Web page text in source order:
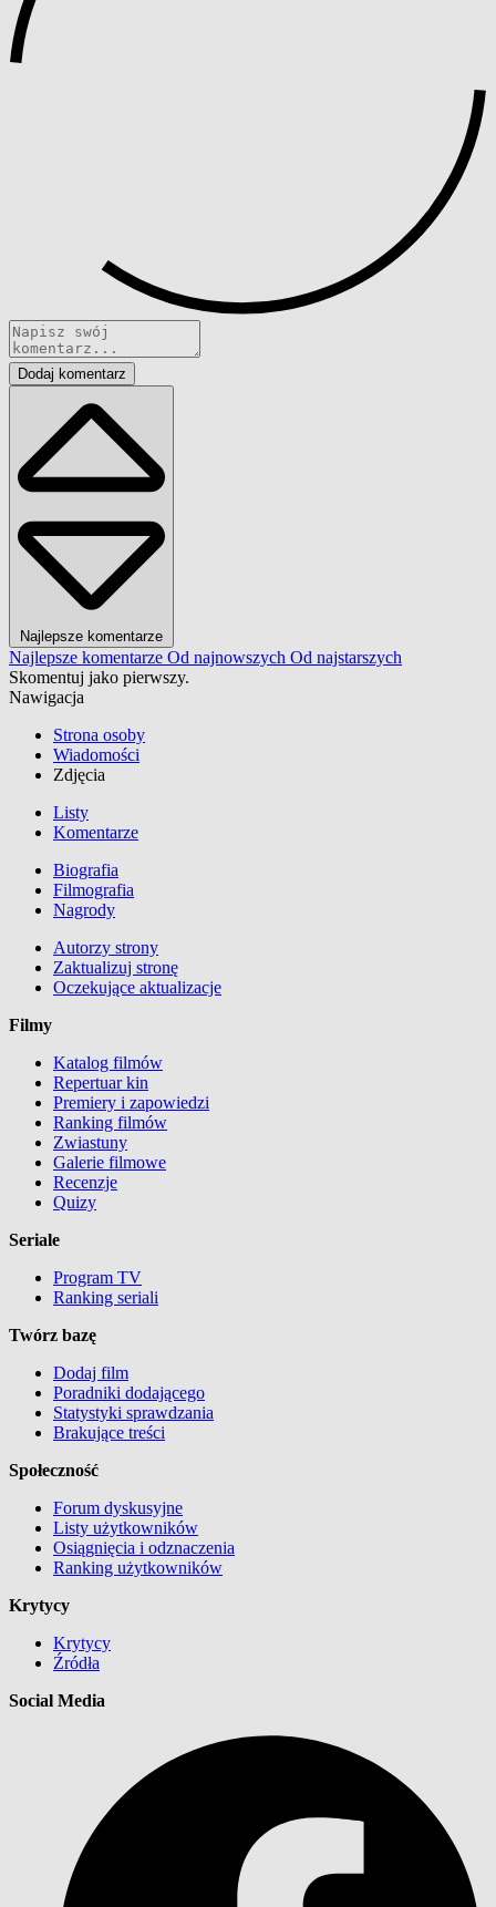
Dodaj komentarz
Najlepsze komentarze
Najlepsze komentarze Od najnowszych Od najstarszych
Skomentuj jako pierwszy.
Nawigacja
Strona osoby
Wiadomości
Zdjęcia
Listy
Komentarze
Biografia
Filmografia
Nagrody
Autorzy strony
Zaktualizuj stronę
Oczekujące aktualizacje
Filmy
Katalog filmów
Repertuar kin
Premiery i zapowiedzi
Ranking filmów
Zwiastuny
Galerie filmowe
Recenzje
Quizy
Seriale
Program TV
Ranking seriali
Twórz bazę
Dodaj film
Poradniki dodającego
Statystyki sprawdzania
Brakujące treści
Społeczność
Forum dyskusyjne
Listy użytkowników
Osiągnięcia i odznaczenia
Ranking użytkowników
Krytycy
Krytycy
Źródła
Social Media